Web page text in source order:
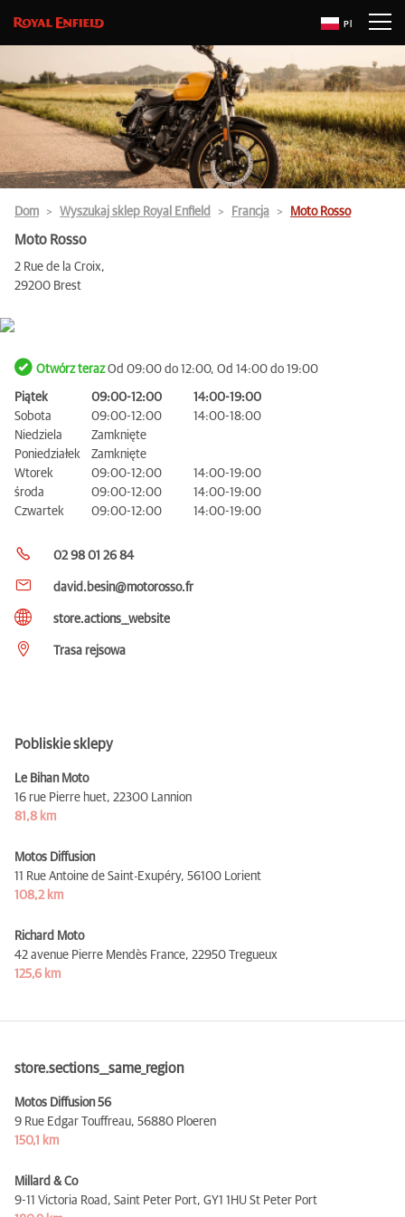
Pl
Dom Wyszukaj sklep Royal Enfield Francja Moto Rosso
Moto Rosso
2 Rue de la Croix,
29200 Brest
Otwórz terazOd 09:00 do 12:00, Od 14:00 do 19:00
Piątek 09:00-12:00
14:00-19:00
Sobota
09:00-12:00
14:00-18:00
Niedziela
Zamknięte
Poniedziałek
Zamknięte
Wtorek
09:00-12:00
14:00-19:00
środa
09:00-12:00
14:00-19:00
Czwartek
09:00-12:00 14:00-19:00
02 98 01 26 84
david.besin@motorosso.fr
store.actions__website
Trasa rejsowa
Pobliskie sklepy
Le Bihan Moto
16 rue Pierre huet, 22300 Lannion
81,8 km
Motos Diffusion
11 Rue Antoine de Saint-Exupéry, 56100 Lorient
108,2 km
Richard Moto
42 avenue Pierre Mendès France, 22950 Tregueux
125,6 km
store.sections__same_region
Motos Diffusion 56
9 Rue Edgar Touffreau, 56880 Ploeren
150,1 km
Millard & Co
9-11 Victoria Road, Saint Peter Port, GY1 1HU St Peter Port